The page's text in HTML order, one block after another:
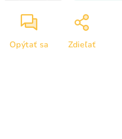
Opýtať sa Zdieľať